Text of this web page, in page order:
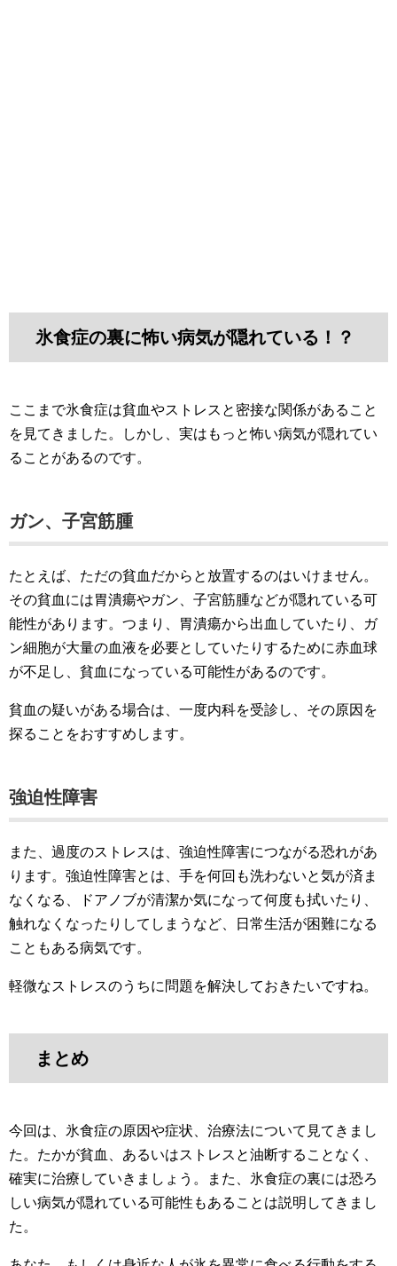
氷食症の裏に怖い病気が隠れている！？
ここまで氷食症は貧血やストレスと密接な関係があること
を見てきました。しかし、実はもっと怖い病気が隠れてい
ることがあるのです。
ガン、子宮筋腫
たとえば、ただの貧血だからと放置するのはいけません。
その貧血には胃潰瘍やガン、子宮筋腫などが隠れている可
能性があります。つまり、胃潰瘍から出血していたり、ガ
ン細胞が大量の血液を必要としていたりするために赤血球
が不足し、貧血になっている可能性があるのです。
貧血の疑いがある場合は、一度内科を受診し、その原因を
探ることをおすすめします。
強迫性障害
また、過度のストレスは、強迫性障害につながる恐れがあ
ります。強迫性障害とは、手を何回も洗わないと気が済ま
なくなる、ドアノブが清潔か気になって何度も拭いたり、
触れなくなったりしてしまうなど、日常生活が困難になる
こともある病気です。
軽微なストレスのうちに問題を解決しておきたいですね。
まとめ
今回は、氷食症の原因や症状、治療法について見てきまし
た。たかが貧血、あるいはストレスと油断することなく、
確実に治療していきましょう。また、氷食症の裏には恐ろ
しい病気が隠れている可能性もあることは説明してきまし
た。